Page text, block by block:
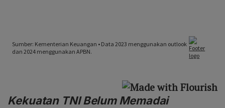
Kekuatan TNI Belum Memadai